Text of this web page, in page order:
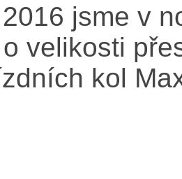
jsme v
velikosti
kol